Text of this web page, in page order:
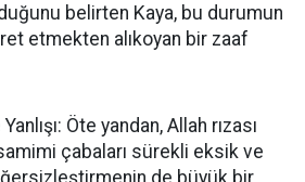
belirten Kaya, bu durumun
etmekten alıkoyan bir zaaf
Öte yandan, Allah rızası
çabaları sürekli eksik ve